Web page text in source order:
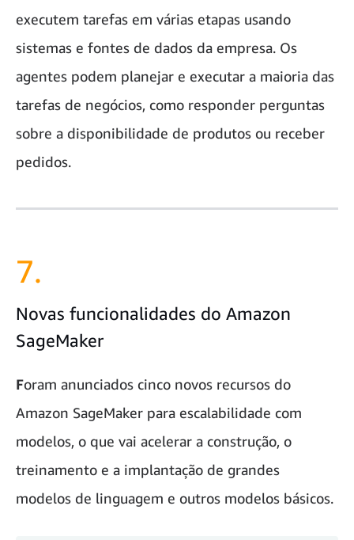
executem tarefas em várias etapas usando
sistemas e fontes de dados da empresa. Os
agentes podem planejar e executar a maioria das
tarefas de negócios, como responder perguntas
sobre a disponibilidade de produtos ou receber
pedidos.
7.
Novas funcionalidades do Amazon
SageMaker
Foram anunciados cinco novos recursos do
Amazon SageMaker para escalabilidade com
modelos, o que vai acelerar a construção, o
treinamento e a implantação de grandes
modelos de linguagem e outros modelos básicos.